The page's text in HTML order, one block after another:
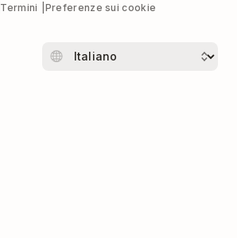
Termini
Preferenze sui cookie